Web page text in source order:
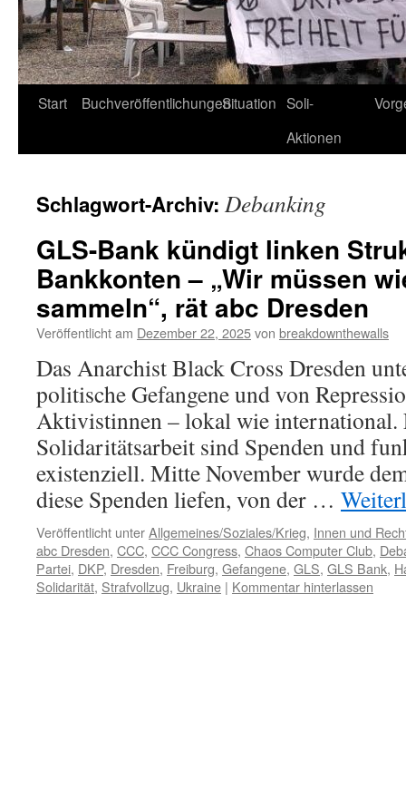
Start BuchveröffentlichungenSituation Soli-
Aktionen
Schlagwort-Archiv: Debanking
GLS-Bank kündigt linken
Bankkonten – „Wir müssen
sammeln“, rät abc Dresden
Veröffentlicht am Dezember 22, 2025von breakdownthewalls
Das Anarchist Black Cross Dresden
politische Gefangene und von
Aktivistinnen – lokal wie international.
Solidaritätsarbeit sind Spenden und
existenziell. Mitte November wurde
diese Spenden liefen, von der …
Veröffentlicht unterAllgemeines/Soziales/Krieg, Innen und
abc Dresden, CCC, CCC Congress, Chaos Computer Club,
Partei, DKP, Dresden, Freiburg, Gefangene, GLS, GLS Bank,
Solidarität, Strafvollzug, Ukraine | Kommentar hinterlassen